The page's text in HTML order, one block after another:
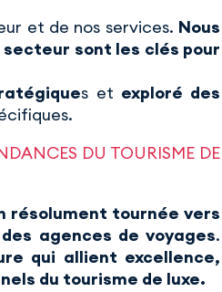
et de nos services. Nous
secteur sont les clés pour
s et exploré des
DU TOURISME DE
résolument tournée vers
agences de voyages.
qui allient excellence,
du tourisme de luxe.